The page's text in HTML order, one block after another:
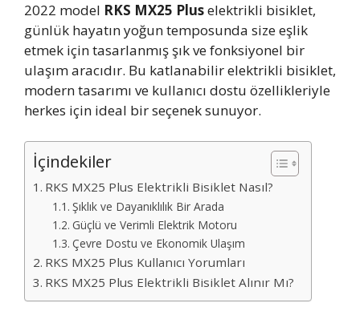
2022 model RKS MX25 Pluselektrikli bisiklet,
günlük hayatın yoğun temposunda size eşlik
etmek için tasarlanmış şık ve fonksiyonel bir
ulaşım aracıdır. Bu katlanabilir elektrikli bisiklet,
modern tasarımı ve kullanıcı dostu özellikleriyle
herkes için ideal bir seçenek sunuyor.
İçindekiler
RKS MX25 Plus Elektrikli Bisiklet Nasıl?
Şıklık ve Dayanıklılık Bir Arada
Güçlü ve Verimli Elektrik Motoru
Çevre Dostu ve Ekonomik Ulaşım
RKS MX25 Plus Kullanıcı Yorumları
RKS MX25 Plus Elektrikli Bisiklet Alınır Mı?